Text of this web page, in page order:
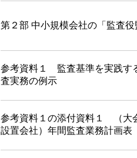
第２部 中小規模会社の「監査
参考資料１ 監査基準を実践す
査実務の例示
参考資料１の添付資料１ （大
設置会社）年間監査業務計画表